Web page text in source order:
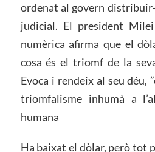
ordenat al govern
judicial. El president
numèrica afirma que el
cosa és el triomf de la
Evoca i rendeix al seu déu,
triomfalisme inhumà a
humana
Ha baixat el dòlar, però tot